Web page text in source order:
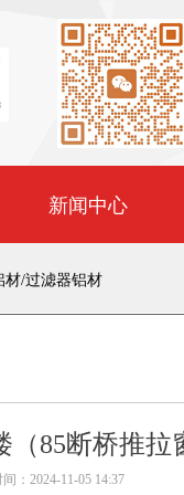
新闻中心
材/过滤器铝材
85断桥推拉
： 2024-11-05 14:37